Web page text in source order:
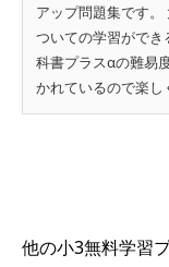
アップ問題集です
ついての学習がで
科書プラスαの難易
かれているので楽し
他の小3無料学習